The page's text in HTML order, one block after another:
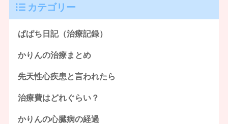
カテゴリー
ぱぱち日記（治療記録）
かりんの治療まとめ
先天性心疾患と言われたら
治療費はどれぐらい？
かりんの心臓病の経過